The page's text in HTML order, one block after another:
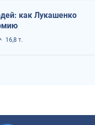
как Лукашенко
16,8 т.